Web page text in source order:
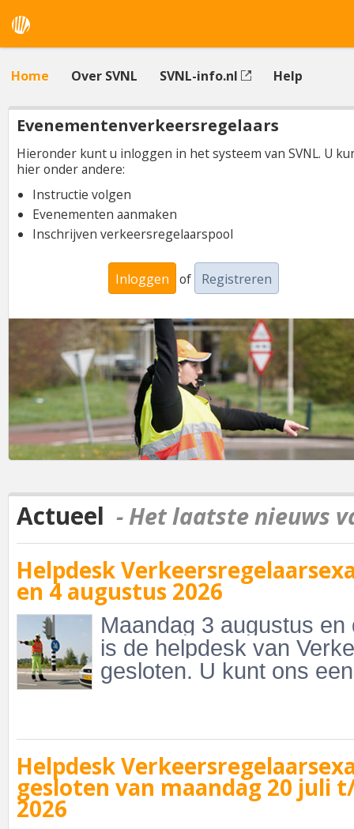
Home Over SVNL SVNL-info.nl Help
Evenementenverkeersregelaars
Hieronder kunt u inloggen in het systeem van SVNL. U
hier onder andere:
Instructie volgen
Evenementen aanmaken
Inschrijven verkeersregelaarspool
Inloggen of Registreren
Actueel - Het laatste nieuws
Helpdesk
en 4 augustus 2026
Maandag 3 augustus
is de helpdesk van
gesloten. U kunt ons
Helpdesk
gesloten van maandag 20 juli
2026